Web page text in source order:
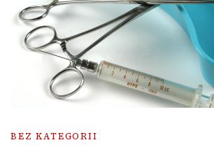
BEZ KATEGORII